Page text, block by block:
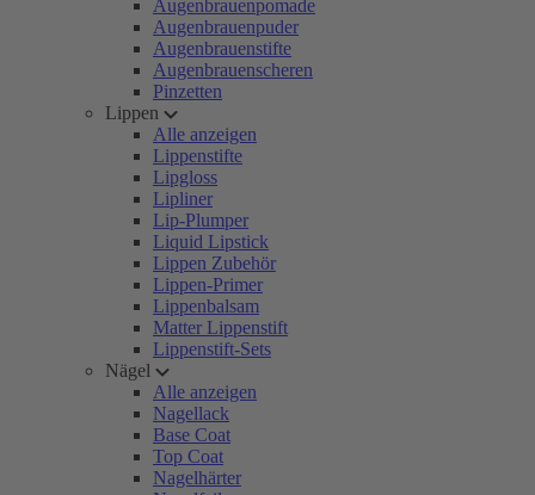
Augenbrauenpomade
Augenbrauenpuder
Augenbrauenstifte
Augenbrauenscheren
Pinzetten
Lippen
Alle anzeigen
Lippenstifte
Lipgloss
Lipliner
Lip-Plumper
Liquid Lipstick
Lippen Zubehör
Lippen-Primer
Lippenbalsam
Matter Lippenstift
Lippenstift-Sets
Nägel
Alle anzeigen
Nagellack
Base Coat
Top Coat
Nagelhärter